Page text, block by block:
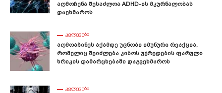
Აღმოჩენა Შესაძლოა ADHD-Ის Მკურნალობას
Დაეხმაროს
ᲙᲕᲚᲔᲕᲔᲑᲘ
Აღმოაჩინეს Აქამდე Უცნობი Იმუნური Რეაქცია,
Რომელიც Შეიძლება Კიბოს Უჯრედების Ფარული
Ხრიკის Დამარცხებაში Დაგვეხმაროს
ᲙᲕᲚᲔᲕᲔᲑᲘ